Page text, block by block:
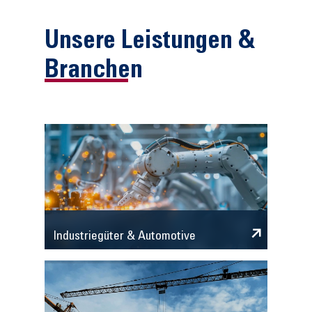
Unsere Leistungen &
Branchen
Industriegüter & Automotive